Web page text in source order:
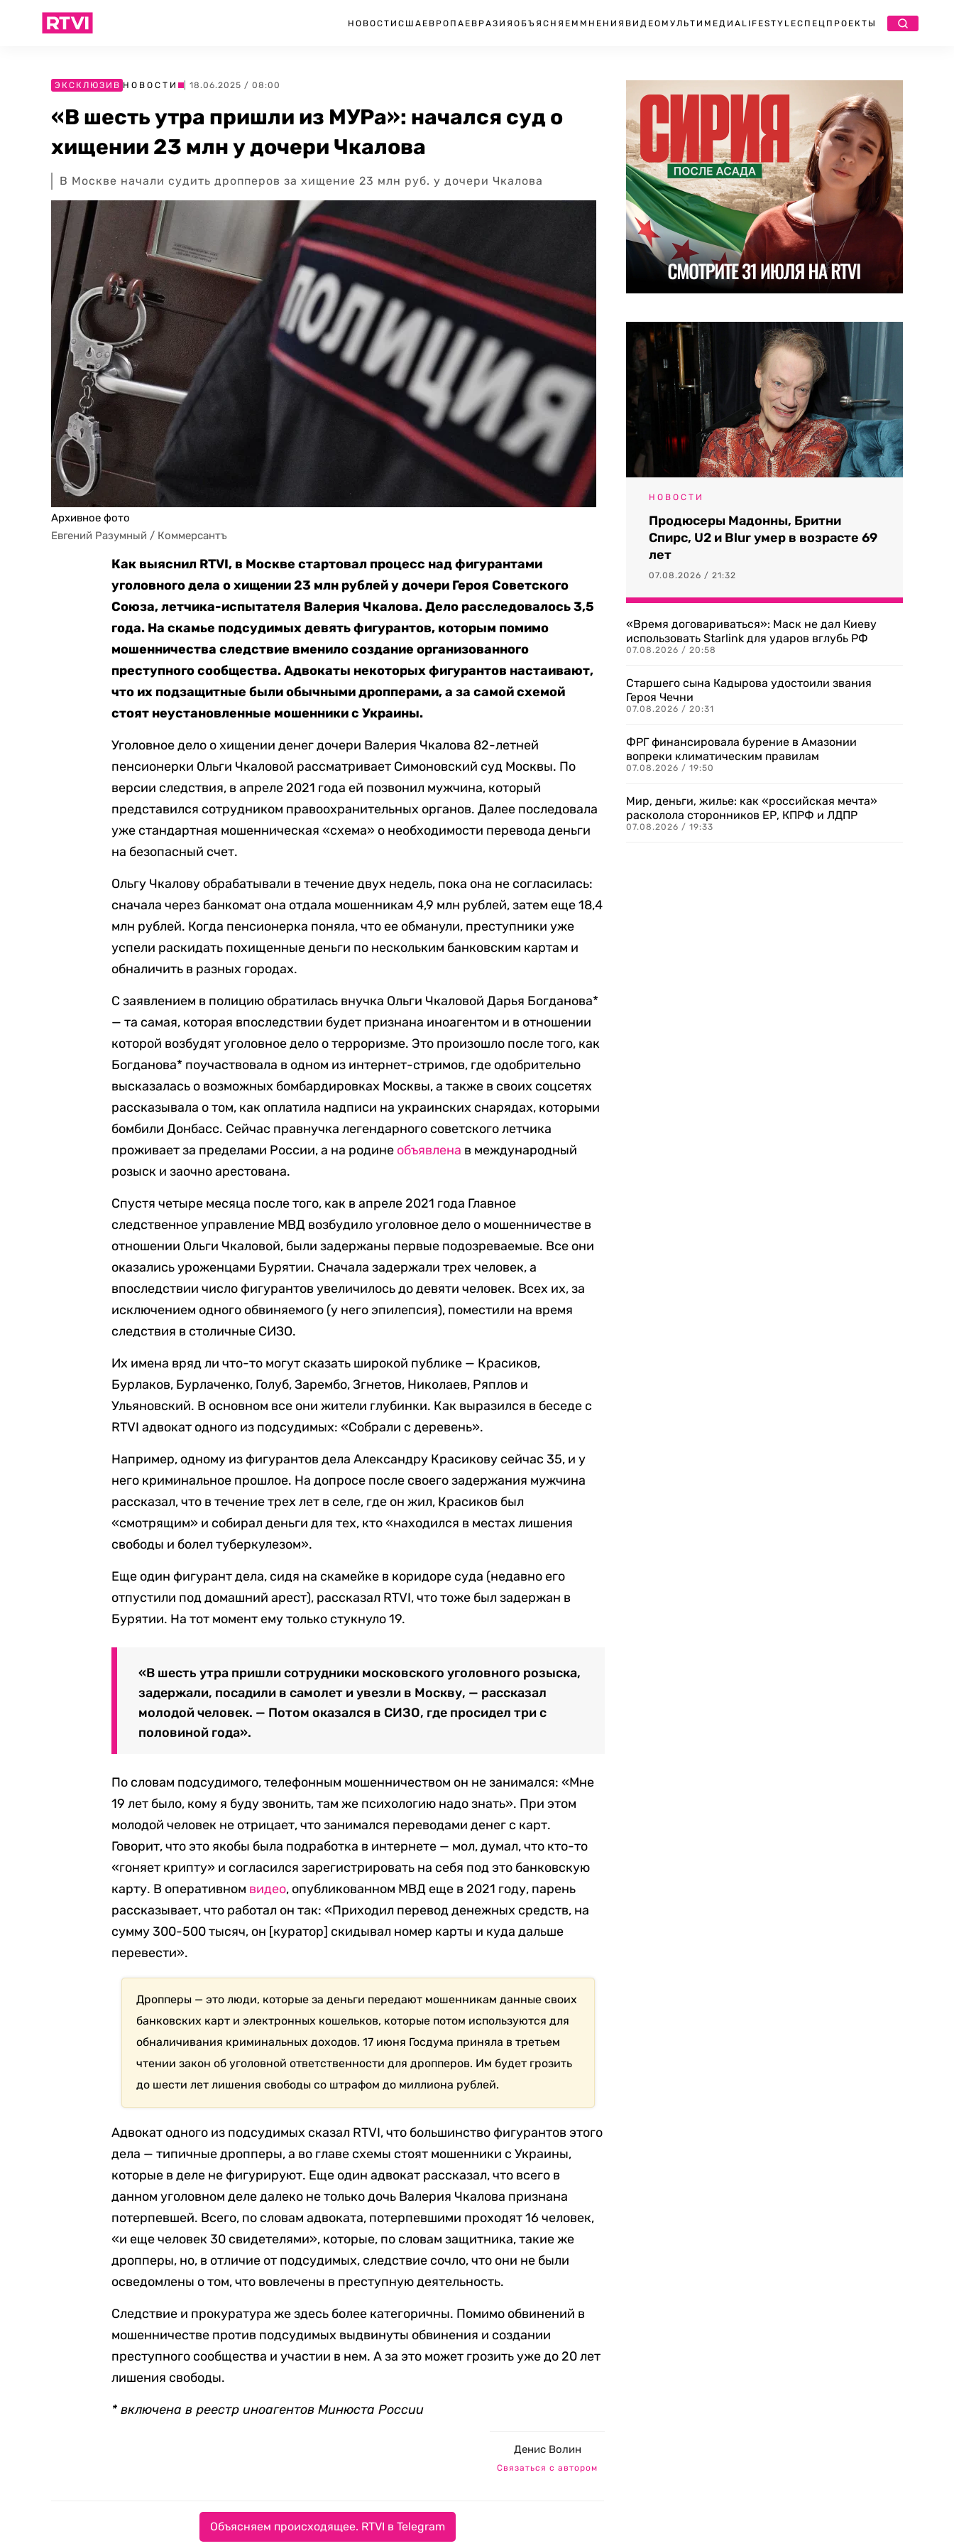
НОВОСТИ США ЕВРОПА ЕВРАЗИЯ ОБЪЯСНЯЕМ МНЕНИЯ ВИДЕО МУЛЬТИМЕДИА LIFESTYLEСПЕЦПРОЕКТЫ
ЭКСКЛЮЗИВ НОВОСТИ | 18.06.2025 / 08:00
«В шесть утра пришли из МУРа»: начался суд о
хищении 23 млн у дочери Чкалова
В Москве начали судить дропперов за хищение 23 млн руб. у дочери Чкалова
Архивное фото
Евгений Разумный / Коммерсантъ
Как выяснил RTVI, в Москве стартовал процесс над фигурантами
уголовного дела о хищении 23 млн рублей у дочери Героя Советского
Союза, летчика-испытателя Валерия Чкалова. Дело расследовалось 3,5
года. На скамье подсудимых девять фигурантов, которым помимо
мошенничества следствие вменило создание организованного
преступного сообщества. Адвокаты некоторых фигурантов настаивают,
что их подзащитные были обычными дропперами, а за самой схемой
стоят неустановленные мошенники с Украины.
Уголовное дело о хищении денег дочери Валерия Чкалова 82-летней
пенсионерки Ольги Чкаловой рассматривает Симоновский суд Москвы. По
версии следствия, в апреле 2021 года ей позвонил мужчина, который
представился сотрудником правоохранительных органов. Далее последовала
уже стандартная мошенническая «схема» о необходимости перевода деньги
на безопасный счет.
Ольгу Чкалову обрабатывали в течение двух недель, пока она не согласилась:
сначала через банкомат она отдала мошенникам 4,9 млн рублей, затем еще 18,4
млн рублей. Когда пенсионерка поняла, что ее обманули, преступники уже
успели раскидать похищенные деньги по нескольким банковским картам и
обналичить в разных городах.
С заявлением в полицию обратилась внучка Ольги Чкаловой Дарья Богданова*
— та самая, которая впоследствии будет признана иноагентом и в отношении
которой возбудят уголовное дело о терроризме. Это произошло после того, как
Богданова* поучаствовала в одном из интернет-стримов, где одобрительно
высказалась о возможных бомбардировках Москвы, а также в своих соцсетях
рассказывала о том, как оплатила надписи на украинских снарядах, которыми
бомбили Донбасс. Сейчас правнучка легендарного советского летчика
проживает за пределами России, а на родине объявлена в международный
розыск и заочно арестована.
Спустя четыре месяца после того, как в апреле 2021 года Главное
следственное управление МВД возбудило уголовное дело о мошенничестве в
отношении Ольги Чкаловой, были задержаны первые подозреваемые. Все они
оказались уроженцами Бурятии. Сначала задержали трех человек, а
впоследствии число фигурантов увеличилось до девяти человек. Всех их, за
исключением одного обвиняемого (у него эпилепсия), поместили на время
следствия в столичные СИЗО.
Их имена вряд ли что-то могут сказать широкой публике — Красиков,
Бурлаков, Бурлаченко, Голуб, Зарембо, Згнетов, Николаев, Ряплов и
Ульяновский. В основном все они жители глубинки. Как выразился в беседе с
RTVI адвокат одного из подсудимых: «Собрали с деревень».
Например, одному из фигурантов дела Александру Красикову сейчас 35, и у
него криминальное прошлое. На допросе после своего задержания мужчина
рассказал, что в течение трех лет в селе, где он жил, Красиков был
«смотрящим» и собирал деньги для тех, кто «находился в местах лишения
свободы и болел туберкулезом».
Еще один фигурант дела, сидя на скамейке в коридоре суда (недавно его
отпустили под домашний арест), рассказал RTVI, что тоже был задержан в
Бурятии. На тот момент ему только стукнуло 19.
«В шесть утра пришли сотрудники московского уголовного розыска,
задержали, посадили в самолет и увезли в Москву, — рассказал
молодой человек. — Потом оказался в СИЗО, где просидел три с
половиной года».
По словам подсудимого, телефонным мошенничеством он не занимался: «Мне
19 лет было, кому я буду звонить, там же психологию надо знать». При этом
молодой человек не отрицает, что занимался переводами денег с карт.
Говорит, что это якобы была подработка в интернете — мол, думал, что кто-то
«гоняет крипту» и согласился зарегистрировать на себя под это банковскую
карту. В оперативном видео, опубликованном МВД еще в 2021 году, парень
рассказывает, что работал он так: «Приходил перевод денежных средств, на
сумму 300-500 тысяч, он [куратор] скидывал номер карты и куда дальше
перевести».
Дропперы — это люди, которые за деньги передают мошенникам данные своих
банковских карт и электронных кошельков, которые потом используются для
обналичивания криминальных доходов. 17 июня Госдума приняла в третьем
чтении закон об уголовной ответственности для дропперов. Им будет грозить
до шести лет лишения свободы со штрафом до миллиона рублей.
Адвокат одного из подсудимых сказал RTVI, что большинство фигурантов этого
дела — типичные дропперы, а во главе схемы стоят мошенники с Украины,
которые в деле не фигурируют. Еще один адвокат рассказал, что всего в
данном уголовном деле далеко не только дочь Валерия Чкалова признана
потерпевшей. Всего, по словам адвоката, потерпевшими проходят 16 человек,
«и еще человек 30 свидетелями», которые, по словам защитника, такие же
дропперы, но, в отличие от подсудимых, следствие сочло, что они не были
осведомлены о том, что вовлечены в преступную деятельность.
Следствие и прокуратура же здесь более категоричны. Помимо обвинений в
мошенничестве против подсудимых выдвинуты обвинения и создании
преступного сообщества и участии в нем. А за это может грозить уже до 20 лет
лишения свободы.
* включена в реестр иноагентов Минюста России
Денис Волин
Связаться с автором
Объясняем происходящее. RTVI в Telegram
НОВОСТИ
Продюсеры Мадонны, Бритни
Спирс, U2 и Blur умер в возрасте 69
лет
07.08.2026 / 21:32
«Время договариваться»: Маск не дал Киеву
использовать Starlink для ударов вглубь РФ
07.08.2026 / 20:58
Старшего сына Кадырова удостоили звания
Героя Чечни
07.08.2026 / 20:31
ФРГ финансировала бурение в Амазонии
вопреки климатическим правилам
07.08.2026 / 19:50
Мир, деньги, жилье: как «российская мечта»
расколола сторонников ЕР, КПРФ и ЛДПР
07.08.2026 / 19:33